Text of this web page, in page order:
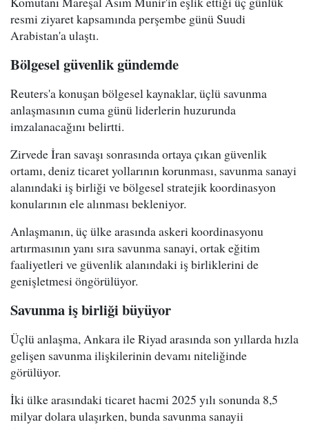
resmi ziyaret kapsamında perşembe günü Suudi
Arabistan'a ulaştı.
Bölgesel güvenlik gündemde
Reuters'a konuşan bölgesel kaynaklar, üçlü savunma
anlaşmasının cuma günü liderlerin huzurunda
imzalanacağını belirtti.
Zirvede İran savaşı sonrasında ortaya çıkan güvenlik
ortamı, deniz ticaret yollarının korunması, savunma sanayi
alanındaki iş birliği ve bölgesel stratejik koordinasyon
konularının ele alınması bekleniyor.
Anlaşmanın, üç ülke arasında askeri koordinasyonu
artırmasının yanı sıra savunma sanayi, ortak eğitim
faaliyetleri ve güvenlik alanındaki iş birliklerini de
genişletmesi öngörülüyor.
Savunma iş birliği büyüyor
Üçlü anlaşma, Ankara ile Riyad arasında son yıllarda hızla
gelişen savunma ilişkilerinin devamı niteliğinde
görülüyor.
İki ülke arasındaki ticaret hacmi 2025 yılı sonunda 8,5
milyar dolara ulaşırken, bunda savunma sanayii